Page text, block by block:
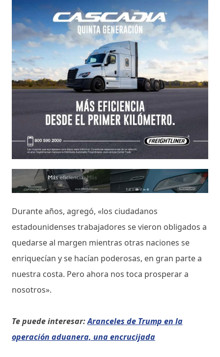
Durante años, agregó, «los ciudadanos
estadounidenses trabajadores se vieron obligados a
quedarse al margen mientras otras naciones se
enriquecían y se hacían poderosas, en gran parte a
nuestra costa. Pero ahora nos toca prosperar a
nosotros».
Te puede interesar:Aranceles de Trump en la
operación aduanera, una encrucijada